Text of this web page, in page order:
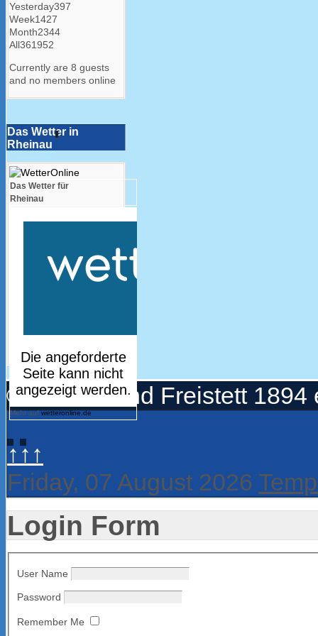
Yesterday397
Week1427
Month2344
All361952
Currently are 8 guests
and no members online
Das Wetter in
Rheinau
Das Wetter für
Rheinau
Mehr aufwetteronline.de
© Turnerbund Freistett 1894
↑↑↑
Friday, 07 August 2026
Login Form
User Name
Password
Remember Me